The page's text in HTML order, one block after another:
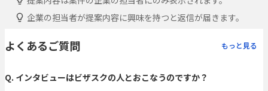
企業の担当者が提案内容に興味を持つと返信が届きます。
よくあるご質問 もっと見る
Q. インタビューはビザスクの人とおこなうのですか？